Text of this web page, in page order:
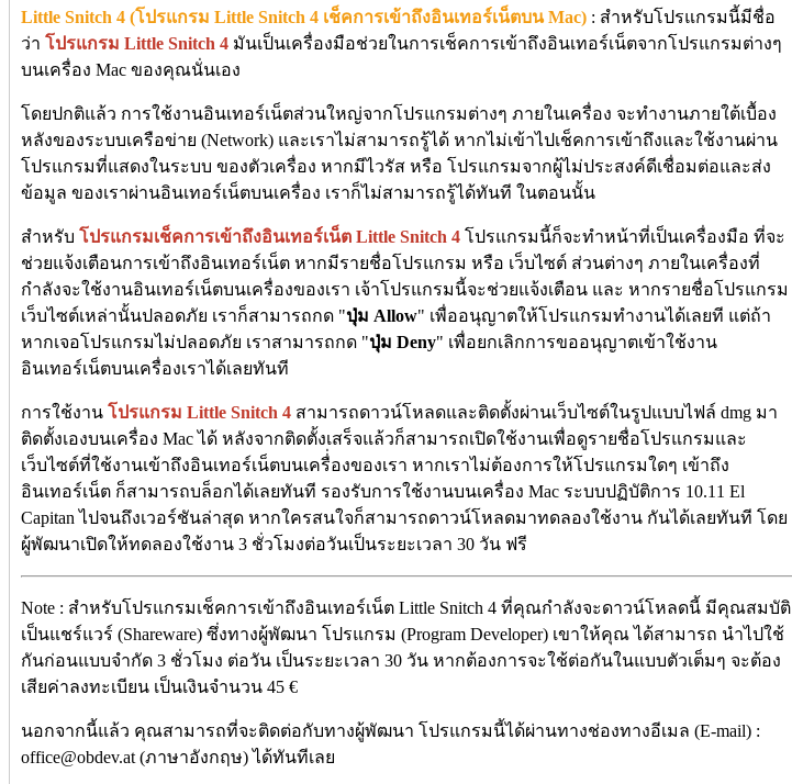
Little Snitch 4 (โปรแกรม Little Snitch 4 เช็คการเข้าถึงอินเทอร์เน็ตบน Mac) : สำหรับโปรแกรมนี้มีชื่อ
ว่า โปรแกรม Little Snitch 4 มันเป็นเครื่องมือช่วยในการเช็คการเข้าถึงอินเทอร์เน็ตจากโปรแกรมต่างๆ
บนเครื่อง Mac ของคุณนั่นเอง
โดยปกติแล้ว การใช้งานอินเทอร์เน็ตส่วนใหญ่จากโปรแกรมต่างๆ ภายในเครื่อง จะทำงานภายใต้เบื้อง
หลังของระบบเครือข่าย (Network) และเราไม่สามารถรู้ได้ หากไม่เข้าไปเช็คการเข้าถึงและใช้งานผ่าน
โปรแกรมที่แสดงในระบบ ของตัวเครื่อง หากมีไวรัส หรือ โปรแกรมจากผู้ไม่ประสงค์ดีเชื่อมต่อและส่ง
ข้อมูล ของเราผ่านอินเทอร์เน็ตบนเครื่อง เราก็ไม่สามารถรู้ได้ทันที ในตอนนั้น
สำหรับ โปรแกรมเช็คการเข้าถึงอินเทอร์เน็ต Little Snitch 4 โปรแกรมนี้ก็จะทำหน้าที่เป็นเครื่องมือ ที่จะ
ช่วยแจ้งเตือนการเข้าถึงอินเทอร์เน็ต หากมีรายชื่อโปรแกรม หรือ เว็บไซต์ ส่วนต่างๆ ภายในเครื่องที่
กำลังจะใช้งานอินเทอร์เน็ตบนเครื่องของเรา เจ้าโปรแกรมนี้จะช่วยแจ้งเตือน และ หากรายชื่อโปรแกรม
เว็บไซต์เหล่านั้นปลอดภัย เราก็สามารถกด "ปุ่ม Allow" เพื่ออนุญาตให้โปรแกรมทำงานได้เลยที แต่ถ้า
หากเจอโปรแกรมไม่ปลอดภัย เราสามารถกด "ปุ่ม Deny" เพื่อยกเลิกการขออนุญาตเข้าใช้งาน
อินเทอร์เน็ตบนเครื่องเราได้เลยทันที
การใช้งาน โปรแกรม Little Snitch 4 สามารถดาวน์โหลดและติดตั้งผ่านเว็บไซต์ในรูปแบบไฟล์ dmg มา
ติดตั้งเองบนเครื่อง Mac ได้ หลังจากติดตั้งเสร็จแล้วก็สามารถเปิดใช้งานเพื่อดูรายชื่อโปรแกรมและ
เว็บไซต์ที่ใช้งานเข้าถึงอินเทอร์เน็ตบนเครื่่องของเรา หากเราไม่ต้องการให้โปรแกรมใดๆ เข้าถึง
อินเทอร์เน็ต ก็สามารถบล็อกได้เลยทันที รองรับการใช้งานบนเครื่อง Mac ระบบปฏิบัติการ 10.11 El
Capitan ไปจนถึงเวอร์ชันล่าสุด หากใครสนใจก็สามารถดาวน์โหลดมาทดลองใช้งาน กันได้เลยทันที โดย
ผู้พัฒนาเปิดให้ทดลองใช้งาน 3 ชั่วโมงต่อวันเป็นระยะเวลา 30 วัน ฟรี
Note : สำหรับโปรแกรมเช็คการเข้าถึงอินเทอร์เน็ต Little Snitch 4 ที่คุณกำลังจะดาวน์โหลดนี้ มีคุณสมบัติ
เป็นแชร์แวร์ (Shareware) ซึ่งทางผู้พัฒนา โปรแกรม (Program Developer) เขาให้คุณ ได้สามารถ นำไปใช้
กันก่อนแบบจำกัด 3 ชั่วโมง ต่อวัน เป็นระยะเวลา 30 วัน หากต้องการจะใช้ต่อกันในแบบตัวเต็มๆ จะต้อง
เสียค่าลงทะเบียน เป็นเงินจำนวน 45 €
นอกจากนี้แล้ว คุณสามารถที่จะติดต่อกับทางผู้พัฒนา โปรแกรมนี้ได้ผ่านทางช่องทางอีเมล (E-mail) :
office@obdev.at (ภาษาอังกฤษ) ได้ทันทีเลย